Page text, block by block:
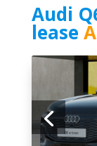
Audi
lease